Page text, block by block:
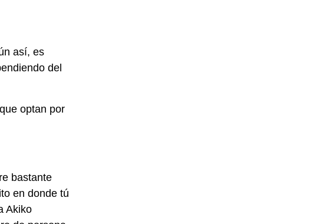
así, es
del
optan por
bastante
en donde tú
Akiko